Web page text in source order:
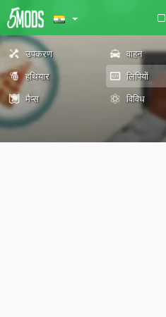
उपकरण वाहन
हथियार
लिपियों
मैप्स
विविध